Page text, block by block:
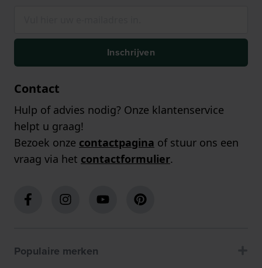
Inschrijven
Contact
Hulp of advies nodig? Onze klantenservice
helpt u graag!
Bezoek onze contactpagina of stuur ons een
vraag via het contactformulier.
Populaire merken